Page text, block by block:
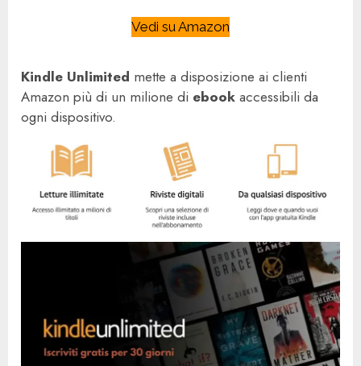
Vedi su Amazon
Kindle Unlimited mette a disposizione ai clienti
Amazon più di un milione di ebook accessibili da
ogni dispositivo.